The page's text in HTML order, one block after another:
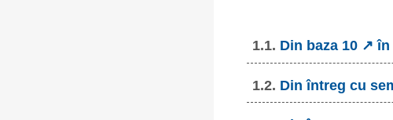
1.1. Din baza 10 ↗ în
1.2. Din întreg cu